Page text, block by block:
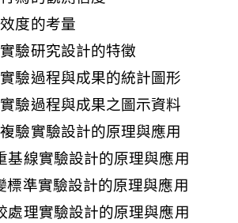
度的考量
驗研究設計的特徵
驗過程與成果的統計圖形
驗過程與成果之圖示資料
驗實驗設計的原理與應用
線實驗設計的原理與應用
準實驗設計的原理與應用
理實驗設計的原理與應用